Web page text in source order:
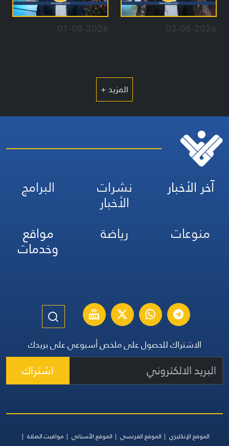
02-08-2026
01-08-2026
المزيد +
آخر الأخبار نشرات
الأخبار
البرامج
منوعات
رياضة مواقع
وخدمات
الاشتراك للحصول على ملخص أسبوعي على بريدك
اشتراك
الموقع الإنكليزي الموقع الفرنسي الموقع الأسباني
مواقيت الصلاة